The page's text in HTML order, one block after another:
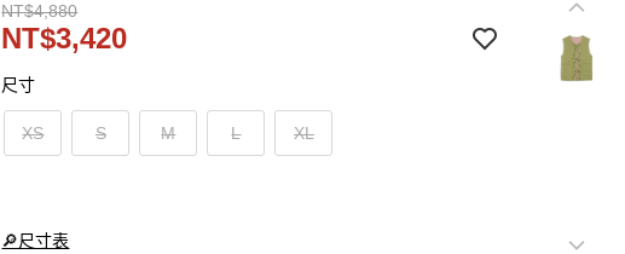
NT$4,880
NT$3,420
尺寸
XS S M L XL
🔎尺寸表